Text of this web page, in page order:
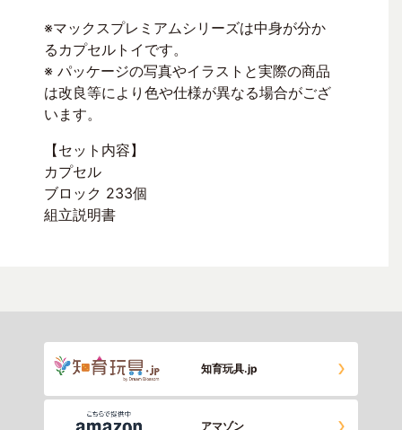
※マックスプレミアムシリーズは中身が分か
るカプセルトイです。
※ パッケージの写真やイラストと実際の商品
は改良等により色や仕様が異なる場合がござ
います。
【セット内容】
カプセル
ブロック 233個
組立説明書
知育玩具.jp
アマゾン